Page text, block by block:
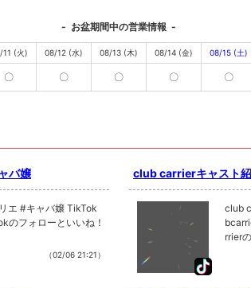
- お盆期間中の営業情報 -
11 (火)
〇
08/12 (水)
〇
08/13 (木)
〇
08/14 (金)
〇
08/15 (土)
〇
バ嬢
のフォローといいね！
（02/06 21:21）
club carrierキャスト紹介！！ #
#錦糸町キャバクラ
club
bcarrier #錦糸町キャバクラ TikTokで
rrier